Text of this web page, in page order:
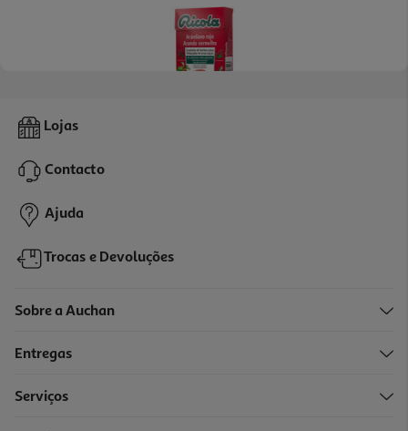
Rebuçado Ricola Sem Açúcar Arando Vermelho 50g
2,59 €
Lojas
Contacto
Ajuda
Trocas e Devoluções
Sobre a Auchan
Entregas
Serviços